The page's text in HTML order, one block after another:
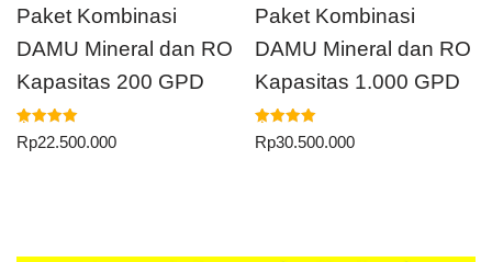
Paket Kombinasi
DAMU Mineral dan RO
Kapasitas 200 GPD
Dinilai
5.00
Rp22.500.000
Paket Kombinasi
DAMU Mineral dan RO
Kapasitas 1.000 GPD
Dinilai
5.00
Rp30.500.000